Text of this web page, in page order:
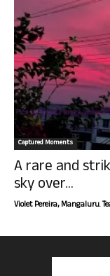
Captured Moments
A rare and
sky over...
Violet Pereira, Mangaluru.